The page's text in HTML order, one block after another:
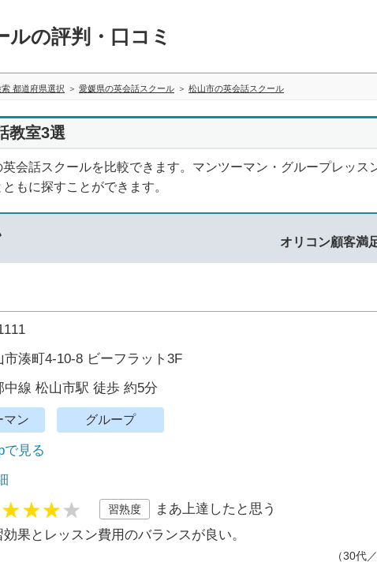
ルの評判・口コミ
都道府県選択 愛媛県の英会話スクール 松山市の英会話スクール
教室3選
会話スクールを比較できます。マンツーマン・グループレッス
もに探すことができます。
オリコン顧客満
市湊町4-10-8 ビーフラット3F
中線 松山市駅 徒歩 約5分
マン グループ
で見る
習熟度
まあ上達したと思う
効果とレッスン費用のバランスが良い。
（30代